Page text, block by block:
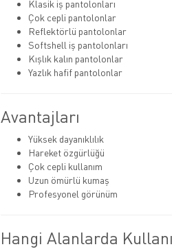
Klasik iş pantolonları
Çok cepli pantolonlar
Reflektörlü pantolonlar
Softshell iş pantolonları
Kışlık kalın pantolonlar
Yazlık hafif pantolonlar
Avantajları
Yüksek dayanıklılık
Hareket özgürlüğü
Çok cepli kullanım
Uzun ömürlü kumaş
Profesyonel görünüm
Hangi Alanlarda